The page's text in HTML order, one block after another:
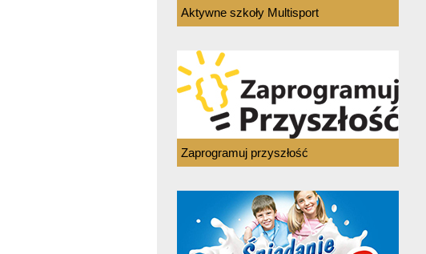
Aktywne szkoły Multisport
Zaprogramuj przyszłość